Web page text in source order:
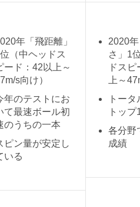
年「飛距離」
（中ヘッドス
ード：42以上～
s向け）
年のテストにお
て最速ボール初
のうちの一本
ピン量が安定し
いる
2020
さ」1
ドス
上～
トー
トップ
各分野
成績